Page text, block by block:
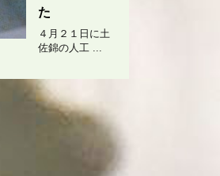
た
４月２１日に土
佐錦の人工 ...